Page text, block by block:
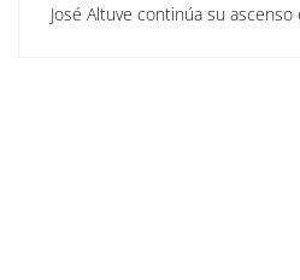
José Altuve continúa su